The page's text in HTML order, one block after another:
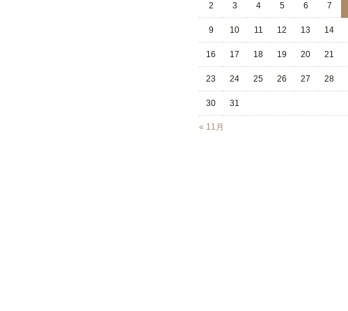
« 11月
2 3 4 5 6 7
9 10 11 12 13 14
16 17 18 19 20 21
23 24 25 26 27 28
30 31